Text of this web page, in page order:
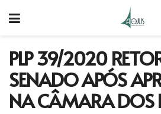
PLP 39/2020
SENADO APÓS
NA CÂMARA DOS